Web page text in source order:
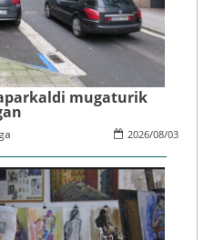
mugaturik
2026/08/03